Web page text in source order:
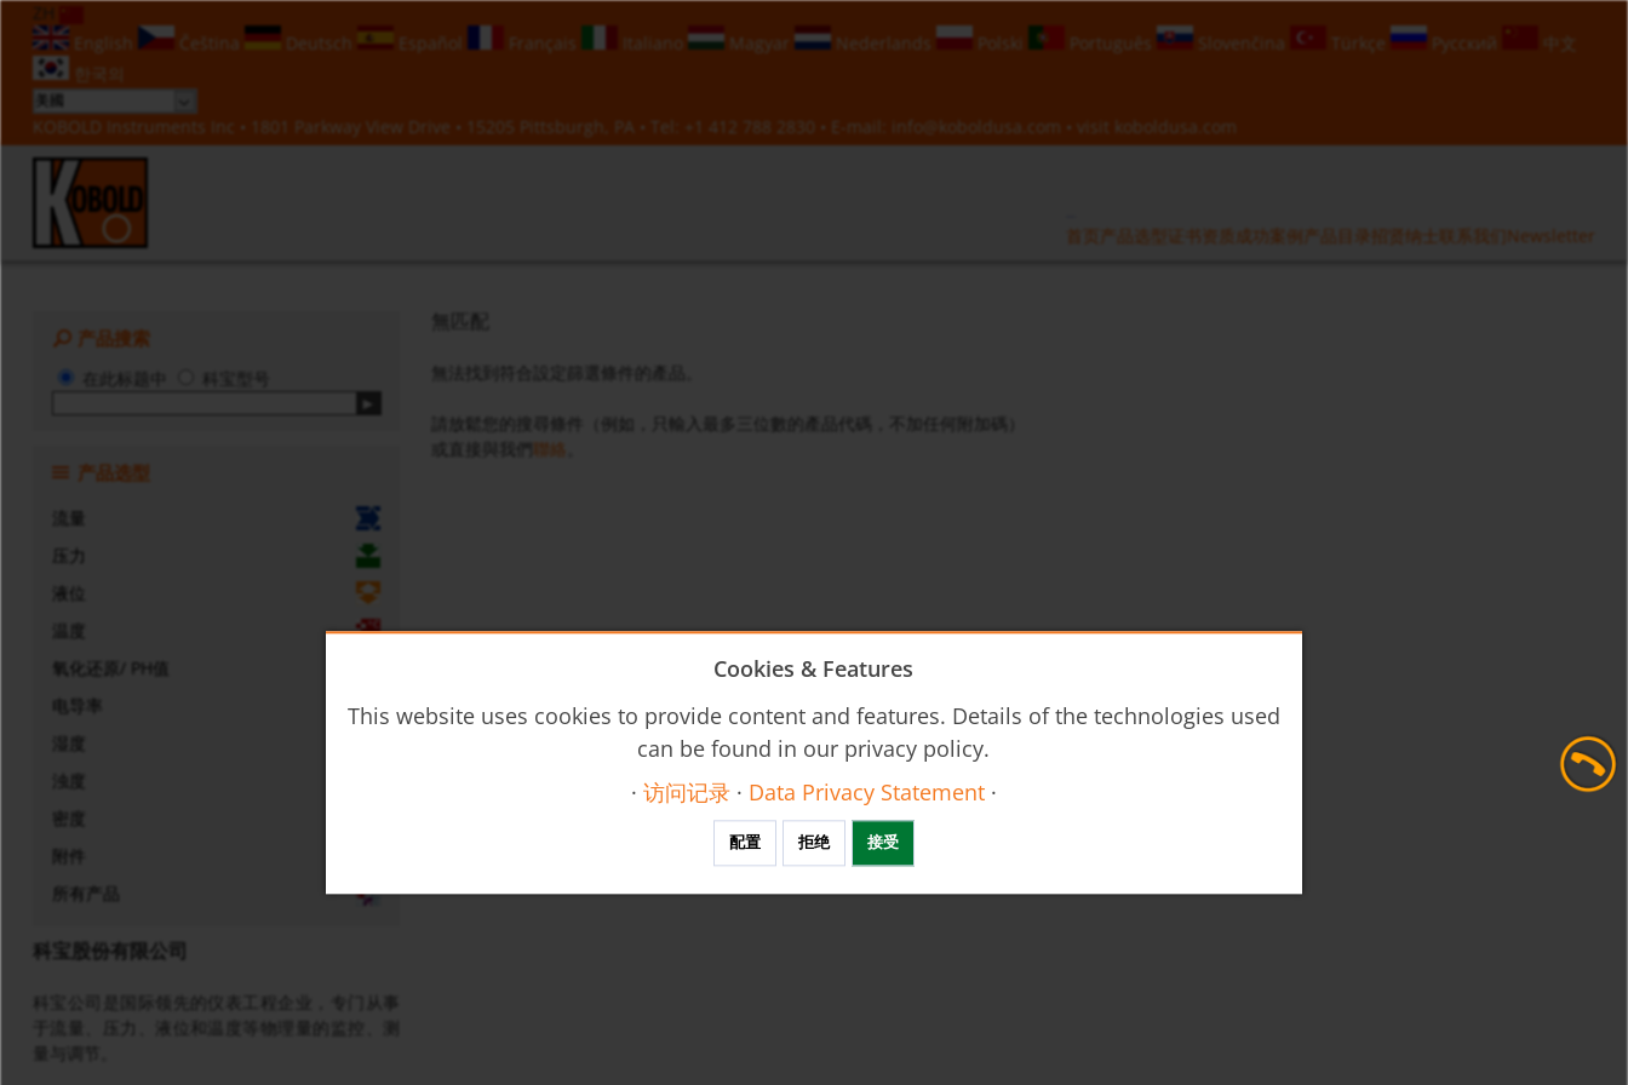
English
Čeština Deutsch Español Français Italiano Magyar Nederlands Polski Português Slovenčina Türkçe Русский
中文
한국의
KOBOLD Instruments Inc • 1801 Parkway View Drive • 15205 Pittsburgh, PA • Tel: +1 412 788 2830 • E-mail: info@koboldusa.com • visit koboldusa.com
首页 产品选型 证书资质 成功案例 产品目录 招贤纳士 联系我们 Newsletter
产品搜索
在此标题中 科宝型号
产品选型
流量
压力
液位
温度
氧化还原/ PH值
电导率
湿度
浊度
密度
附件
所有产品
科宝股份有限公司
科宝公司是国际领先的仪表工程企业，专门从事
于流量、压力、液位和温度等物理量的监控、测
量与调节。
無匹配
無法找到符合設定篩選條件的產品。
請放鬆您的搜尋條件（例如，只輸入最多三位數的產品代碼，不加任何附加碼）
或直接與我們 聯絡
Cookies & Features
This website uses cookies to provide content and features. Details of the technologies used
can be found in our privacy policy.
· 访问记录· Data Privacy Statement·
配置 拒绝 接受